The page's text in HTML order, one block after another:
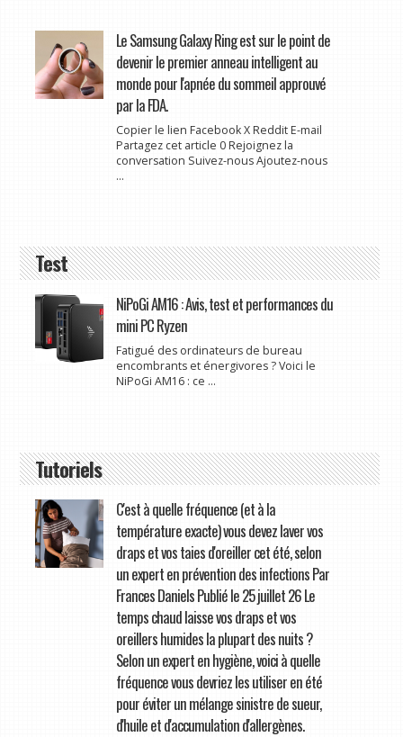
Le Samsung Galaxy Ring est sur le point de
devenir le premier anneau intelligent au
monde pour l'apnée du sommeil approuvé
par la FDA.
Copier le lien Facebook X Reddit E-mail
Partagez cet article 0 Rejoignez la
conversation Suivez-nous Ajoutez-nous
...
Test
NiPoGi AM16 : Avis, test et performances du
mini PC Ryzen
Fatigué des ordinateurs de bureau
encombrants et énergivores ? Voici le
NiPoGi AM16 : ce ...
Tutoriels
C'est à quelle fréquence (et à la
température exacte) vous devez laver vos
draps et vos taies d'oreiller cet été, selon
un expert en prévention des infections Par
Frances Daniels Publié le 25 juillet 26 Le
temps chaud laisse vos draps et vos
oreillers humides la plupart des nuits ?
Selon un expert en hygiène, voici à quelle
fréquence vous devriez les utiliser en été
pour éviter un mélange sinistre de sueur,
d'huile et d'accumulation d'allergènes.